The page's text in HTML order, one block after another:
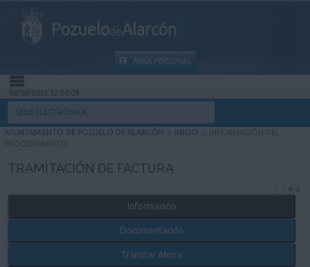
PozuelodeAlarcón
ÁREA PERSONAL
INICIO
INFORMACIÓN PÚBLICA
MI CARPETA
INFORMACIÓN MUNICIPAL
AYUDA
08/08/2026 12:50:09
SEDE ELECTRÓNICA
AYUNTAMIENTO DE POZUELO DE ALARCÓN > INICIO > INFORMACIÓN DEL
PROCEDIMIENTO
TRAMITACIÓN DE FACTURA
Información
Documentación
Tramitar Ahora